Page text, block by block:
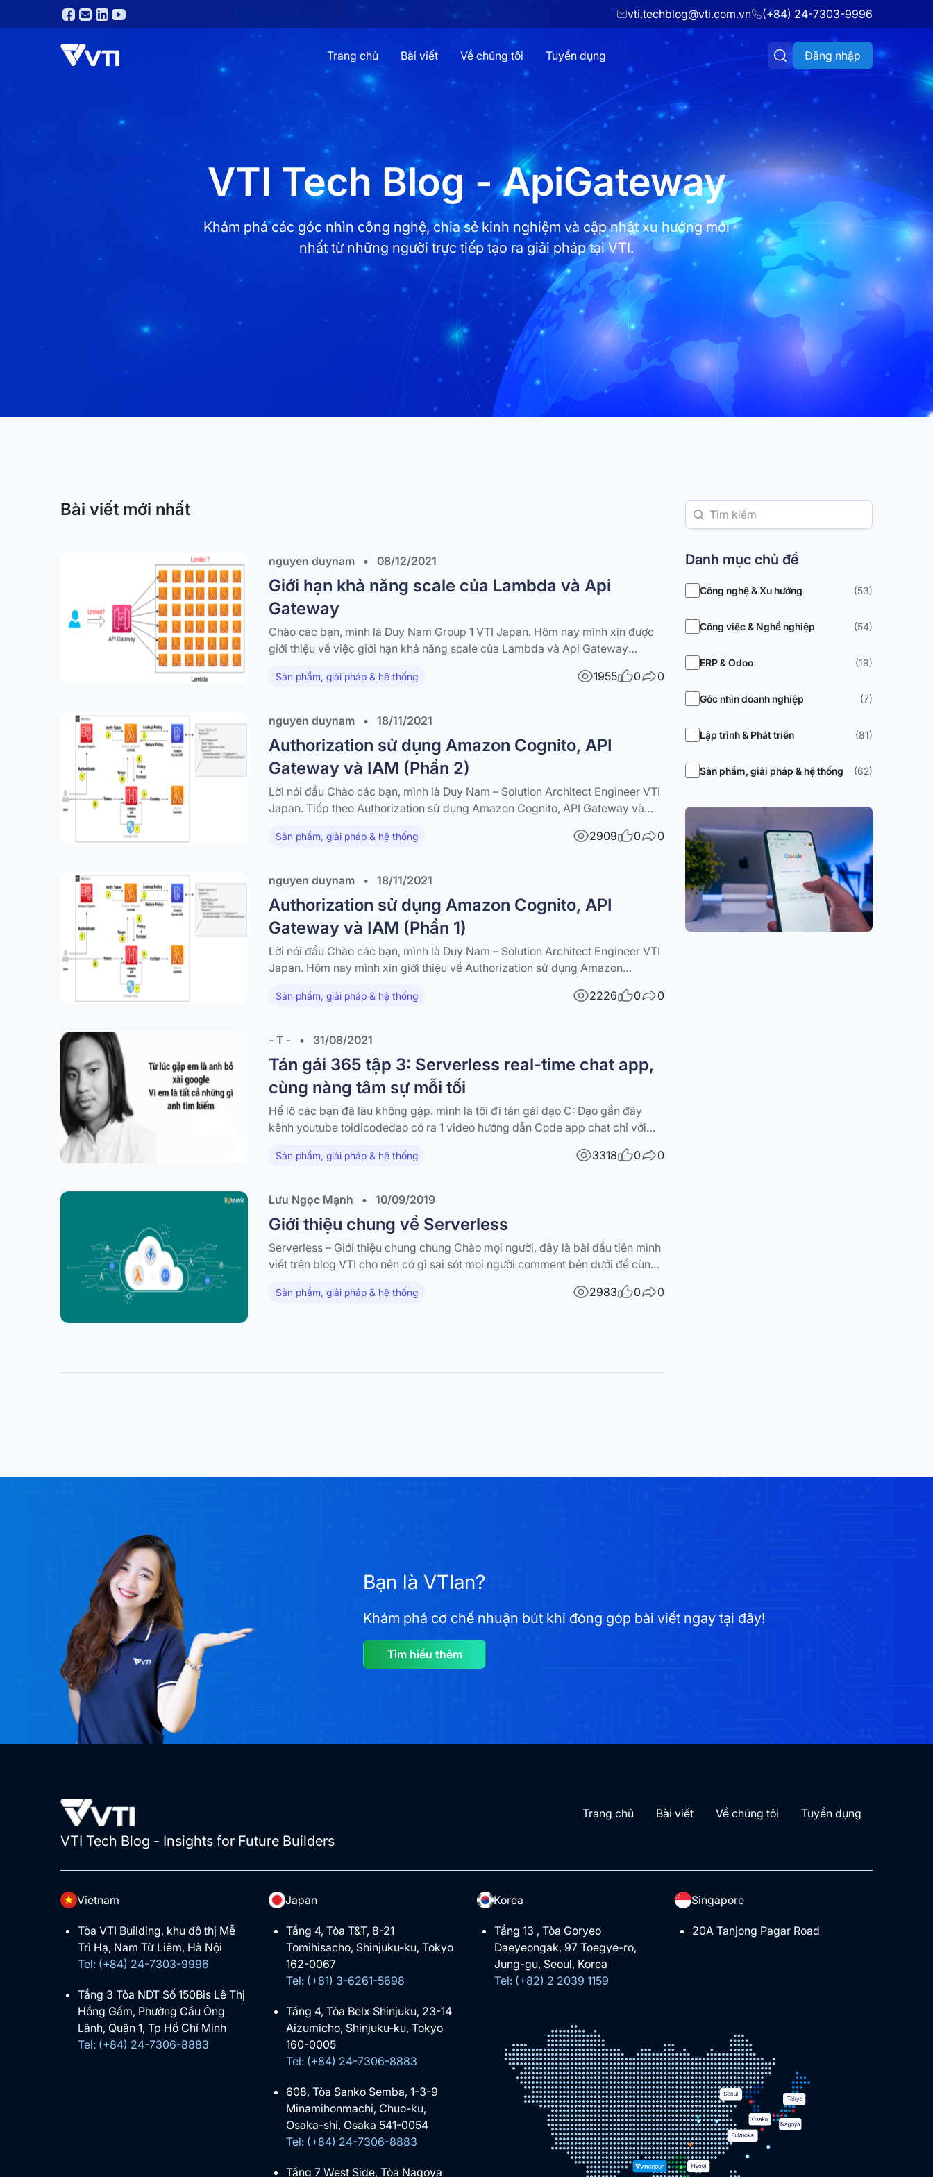
vti.techblog@vti.com.vn (+84) 24-7303-9996
Trang chủ Bài viết Về chúng tôi Tuyển dụng Đăng nhập
VTI Tech Blog - ApiGateway
Khám phá các góc nhìn công nghệ, chia sẻ kinh nghiệm và cập nhật xu hướng mới
nhất từ những người trực tiếp tạo ra giải pháp tại VTI.
Bài viết mới nhất
nguyen duynam • 08/12/2021
Giới hạn khả năng scale của Lambda và Api
Gateway
Chào các bạn, mình là Duy Nam Group 1 VTI Japan. Hôm nay mình xin được
giới thiệu về việc giới hạn khả năng scale của Lambda và Api Gateway
Lambda tốn hơn 15k đô la…
Sản phẩm, giải pháp & hệ thống 1955 0 0
nguyen duynam • 18/11/2021
Authorization sử dụng Amazon Cognito, API
Gateway và IAM (Phần 2)
Lời nói đầu Chào các bạn, mình là Duy Nam – Solution Architect Engineer VTI
Japan. Tiếp theo Authorization sử dụng Amazon Cognito, API Gateway và
Authorization vào API Gateway. III. Thêm chức năng…
Sản phẩm, giải pháp & hệ thống 2909 0 0
nguyen duynam • 18/11/2021
Authorization sử dụng Amazon Cognito, API
Gateway và IAM (Phần 1)
Lời nói đầu Chào các bạn, mình là Duy Nam – Solution Architect Engineer VTI
Japan. Hôm nay mình xin giới thiệu về Authorization sử dụng Amazon
Group Membership là một best practice. Nếu bạn đang tạo…
Sản phẩm, giải pháp & hệ thống 2226 0 0
- T - • 31/08/2021
Tán gái 365 tập 3: Serverless real-time chat app,
cùng nàng tâm sự mỗi tối
Hế lô các bạn đã lâu không gặp. mình là tôi đi tán gái dạo C: Dạo gần đây
kênh youtube toidicodedao có ra 1 video hướng dẫn Code app chat chỉ với
real-time…
Sản phẩm, giải pháp & hệ thống 3318 0 0
Lưu Ngọc Mạnh • 10/09/2019
Giới thiệu chung về Serverless
Serverless – Giới thiệu chung chung Chào mọi người, đây là bài đầu tiên mình
viết trên blog VTI cho nên có gì sai sót mọi người comment bên dưới để cùng
về…
Sản phẩm, giải pháp & hệ thống 2983 0 0
Danh mục chủ đề
Công nghệ & Xu hướng (53)
Công việc & Nghề nghiệp (54)
ERP & Odoo (19)
Góc nhìn doanh nghiệp (7)
Lập trình & Phát triển (81)
Sản phẩm, giải pháp & hệ thống (62)
Bạn là VTIan?
Khám phá cơ chế nhuận bút khi đóng góp bài viết ngay tại đây!
Tìm hiểu thêm
VTI Tech Blog - Insights for Future Builders
Trang chủ Bài viết Về chúng tôi Tuyển dụng
Vietnam
Tòa VTI Building, khu đô thị Mễ
Trì Hạ, Nam Từ Liêm, Hà Nội
Tel: (+84) 24-7303-9996
Tầng 3 Tòa NDT Số 150Bis Lê Thị
Hồng Gấm, Phường Cầu Ông
Lãnh, Quận 1, Tp Hồ Chí Minh
Tel: (+84) 24-7306-8883
Japan
Tầng 4, Tòa T&T, 8-21
Tomihisacho, Shinjuku-ku, Tokyo
162-0067
Tel: (+81) 3-6261-5698
Tầng 4, Tòa Belx Shinjuku, 23-14
Aizumicho, Shinjuku-ku, Tokyo
160-0005
Tel: (+84) 24-7306-8883
608, Tòa Sanko Semba, 1-3-9
Minamihonmachi, Chuo-ku,
Osaka-shi, Osaka 541-0054
Tel: (+84) 24-7306-8883
Tầng 7 West Side, Tòa Nagoya
Korea
Tầng 13 , Tòa Goryeo
Daeyeongak, 97 Toegye-ro,
Jung-gu, Seoul, Korea
Tel: (+82) 2 2039 1159
Singapore
20A Tanjong Pagar Road